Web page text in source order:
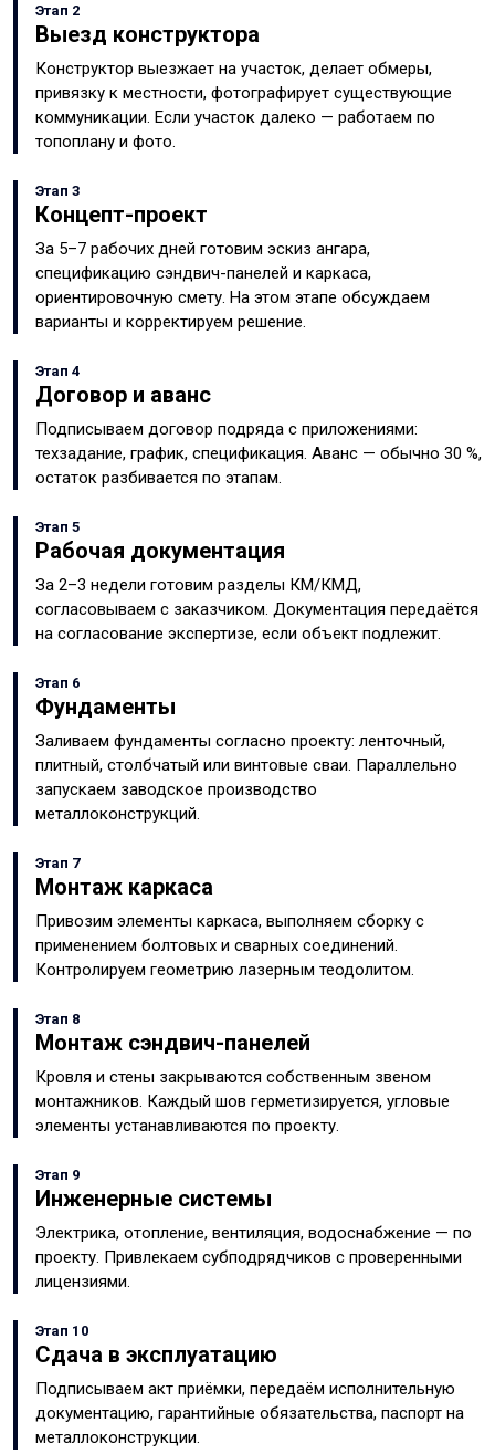
Этап 2
Выезд конструктора
Конструктор выезжает на участок, делает обмеры,
привязку к местности, фотографирует существующие
коммуникации. Если участок далеко — работаем по
топоплану и фото.
Этап 3
Концепт-проект
За 5–7 рабочих дней готовим эскиз ангара,
спецификацию сэндвич-панелей и каркаса,
ориентировочную смету. На этом этапе обсуждаем
варианты и корректируем решение.
Этап 4
Договор и аванс
Подписываем договор подряда с приложениями:
техзадание, график, спецификация. Аванс — обычно 30 %,
остаток разбивается по этапам.
Этап 5
Рабочая документация
За 2–3 недели готовим разделы КМ/КМД,
согласовываем с заказчиком. Документация передаётся
на согласование экспертизе, если объект подлежит.
Этап 6
Фундаменты
Заливаем фундаменты согласно проекту: ленточный,
плитный, столбчатый или винтовые сваи. Параллельно
запускаем заводское производство
металлоконструкций.
Этап 7
Монтаж каркаса
Привозим элементы каркаса, выполняем сборку с
применением болтовых и сварных соединений.
Контролируем геометрию лазерным теодолитом.
Этап 8
Монтаж сэндвич-панелей
Кровля и стены закрываются собственным звеном
монтажников. Каждый шов герметизируется, угловые
элементы устанавливаются по проекту.
Этап 9
Инженерные системы
Электрика, отопление, вентиляция, водоснабжение — по
проекту. Привлекаем субподрядчиков с проверенными
лицензиями.
Этап 10
Сдача в эксплуатацию
Подписываем акт приёмки, передаём исполнительную
документацию, гарантийные обязательства, паспорт на
металлоконструкции.